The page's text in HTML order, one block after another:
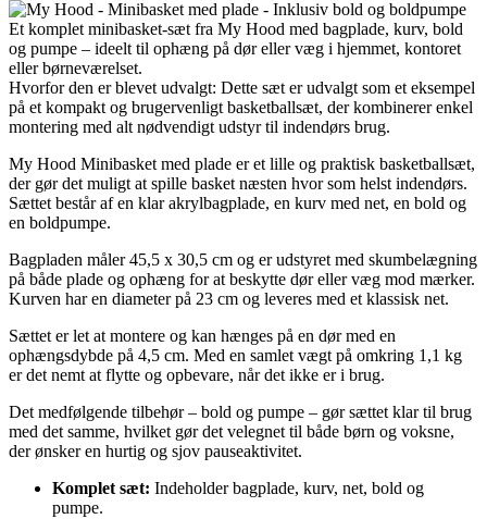
Et komplet minibasket-sæt fra My Hood med bagplade, kurv, bold
og pumpe – ideelt til ophæng på dør eller væg i hjemmet, kontoret
eller børneværelset.
Hvorfor den er blevet udvalgt: Dette sæt er udvalgt som et eksempel
på et kompakt og brugervenligt basketballsæt, der kombinerer enkel
montering med alt nødvendigt udstyr til indendørs brug.
My Hood Minibasket med plade er et lille og praktisk basketballsæt,
der gør det muligt at spille basket næsten hvor som helst indendørs.
Sættet består af en klar akrylbagplade, en kurv med net, en bold og
en boldpumpe.
Bagpladen måler 45,5 x 30,5 cm og er udstyret med skumbelægning
på både plade og ophæng for at beskytte dør eller væg mod mærker.
Kurven har en diameter på 23 cm og leveres med et klassisk net.
Sættet er let at montere og kan hænges på en dør med en
ophængsdybde på 4,5 cm. Med en samlet vægt på omkring 1,1 kg
er det nemt at flytte og opbevare, når det ikke er i brug.
Det medfølgende tilbehør – bold og pumpe – gør sættet klar til brug
med det samme, hvilket gør det velegnet til både børn og voksne,
der ønsker en hurtig og sjov pauseaktivitet.
Komplet sæt: Indeholder bagplade, kurv, net, bold og
pumpe.